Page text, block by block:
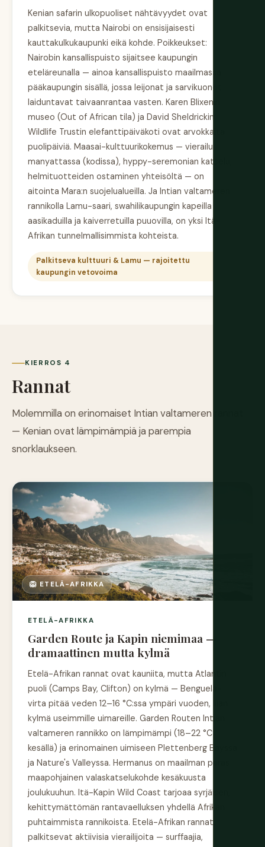
Kenian safarin ulkopuoliset nähtävyydet ovat
palkitsevia, mutta Nairobi on ensisijaisesti
kauttakulkukaupunki eikä kohde. Poikkeukset:
Nairobin kansallispuisto sijaitsee kaupungin
eteläreunalla — ainoa kansallispuisto maailmassa
pääkaupungin sisällä, jossa leijonat ja sarvikuonot
laiduntavat taivaanrantaa vasten. Karen Blixenin
museo (Out of African tila) ja David Sheldrickin
Wildlife Trustin elefanttipäiväkoti ovat arvokkaita
puolipäiviä. Maasai-kulttuurikokemus — vierailu
manyattassa (kodissa), hyppy-seremonian katselu,
helmituotteiden ostaminen yhteisöltä — on
aitointa Mara:n suojelualueilla. Ja Intian valtameren
rannikolla Lamu-saari, swahilikaupungin kapeilla
aasikaduilla ja kaiverretuilla puuovilla, on yksi Itä-
Afrikan tunnelmallisimmista kohteista.
Palkitseva kulttuuri & Lamu — rajoitettu
kaupungin vetovoima
KIERROS 4
Rannat
Molemmilla on erinomaiset Intian valtameren rannat
— Kenian ovat lämpimämpiä ja parempia
snorklaukseen.
🦁 ETELÄ-AFRIKKA
ETELÄ-AFRIKKA
Garden Route ja Kapin niemimaa —
dramaattinen mutta kylmä
Etelä-Afrikan rannat ovat kauniita, mutta Atlantin
puoli (Camps Bay, Clifton) on kylmä — Benguela-
virta pitää veden 12–16 °C:ssa ympäri vuoden, liian
kylmä useimmille uimareille. Garden Routen Intian
valtameren rannikko on lämpimämpi (18–22 °C
kesällä) ja erinomainen uimiseen Plettenberg Bayssa
ja Nature's Valleyssa. Hermanus on maailman paras
maapohjainen valaskatselukohde kesäkuusta
joulukuuhun. Itä-Kapin Wild Coast tarjoaa syrjäisen,
kehittymättömän rantavaelluksen yhdellä Afrikan
puhtaimmista rannikoista. Etelä-Afrikan rannat
palkitsevat aktiivisia vierailijoita — surffaajia,